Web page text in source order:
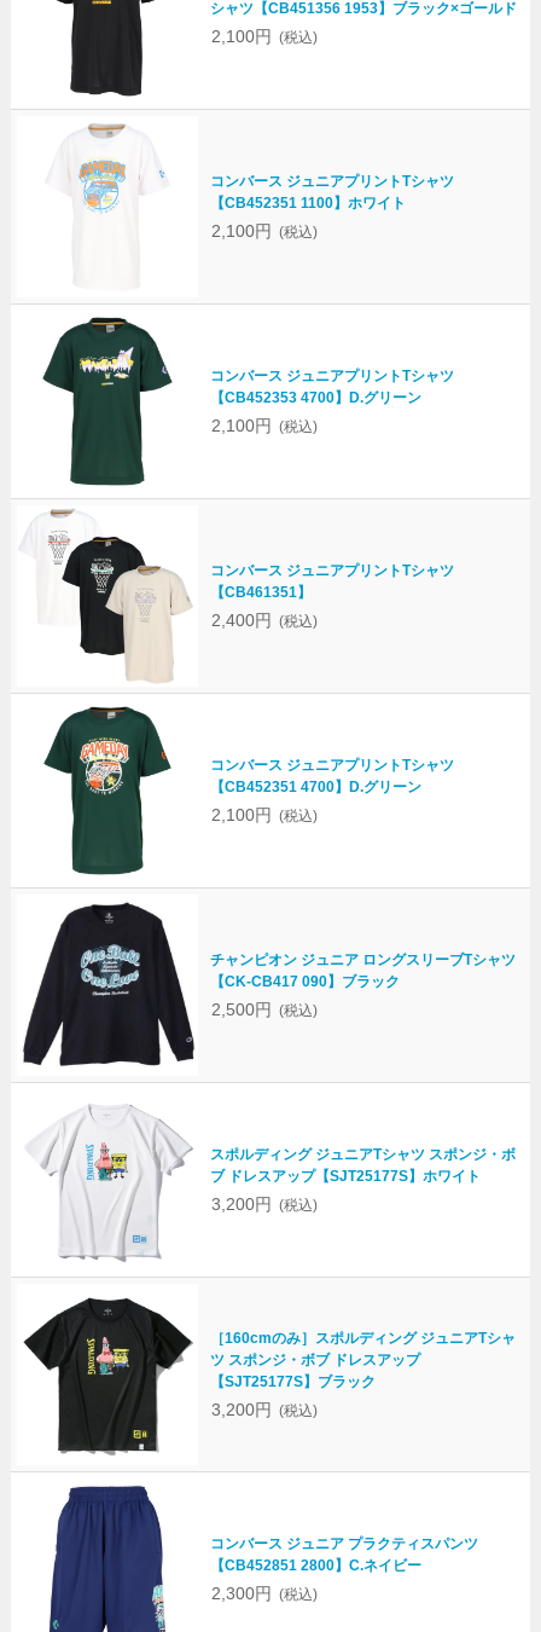
シャツ【CB451356 1953】ブラック×ゴールド
2,100円 (税込)
コンバース ジュニアプリントTシャツ
【CB452351 1100】ホワイト
2,100円 (税込)
コンバース ジュニアプリントTシャツ
【CB452353 4700】D.グリーン
2,100円 (税込)
コンバース ジュニアプリントTシャツ
【CB461351】
2,400円 (税込)
コンバース ジュニアプリントTシャツ
【CB452351 4700】D.グリーン
2,100円 (税込)
チャンピオン ジュニア ロングスリーブTシャツ
【CK-CB417 090】ブラック
2,500円 (税込)
スポルディング ジュニアTシャツ スポンジ・ボ
ブ ドレスアップ【SJT25177S】ホワイト
3,200円 (税込)
［160cmのみ］スポルディング ジュニアTシャ
ツ スポンジ・ボブ ドレスアップ
【SJT25177S】ブラック
3,200円 (税込)
コンバース ジュニア プラクティスパンツ
【CB452851 2800】C.ネイビー
2,300円 (税込)